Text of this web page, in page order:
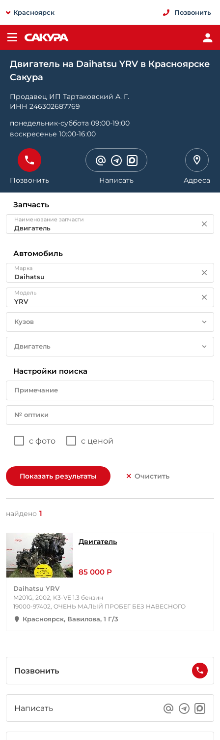
Красноярск Позвонить
Двигатель на Daihatsu YRV в Красноярске
Сакура
Продавец ИП Тартаковский А. Г.
ИНН 246302687769
понедельник-суббота 09:00-19:00
воскресенье 10:00-16:00
Позвонить Написать Адреса
Запчасть
Наименование запчасти
Автомобиль
Марка
Модель
Кузов
Двигатель
Настройки поиска
Примечание
№ оптики
с фото с ценой
Показать результаты Очистить
найдено 1
Двигатель
85 000 Р
Daihatsu YRV
M201G, 2002, K3-VE 1.3 бензин
19000-97402, ОЧЕНЬ МАЛЫЙ ПРОБЕГ БЕЗ НАВЕСНОГО
Красноярск, Вавилова, 1 Г/3
Позвонить
Написать